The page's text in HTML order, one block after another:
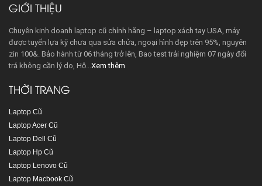
GIỚI THIỆU
Chuyên kinh doanh laptop cũ chính hãng – laptop xách tay USA, máy
được tuyển lựa kỹ chưa qua sửa chửa, ngoại hình đẹp trên 95%, nguyên
zin 100&. Bảo hành từ 06 tháng trở lên, Bao test trải nghiệm 07 ngày đổi
trả không cần lý do, Hỗ...Xem thêm
THỜI TRANG
Laptop Cũ
Laptop Acer Cũ
Laptop Dell Cũ
Laptop Hp Cũ
Laptop Lenovo Cũ
Laptop Macbook Cũ